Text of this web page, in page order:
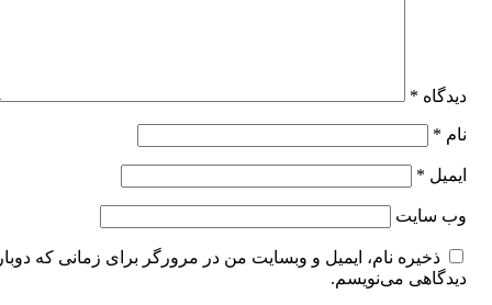
دیدگاه *
نام *
ایمیل *
وب‌ سایت
ذخیره نام، ایمیل و وبسایت من در مرورگر برای زمانی که
دیدگاهی می‌نویسم.